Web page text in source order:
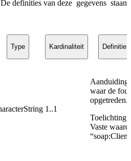
De definities van deze gegevens staan
Type Kardinaliteit Definitie
1..1
Aanduiding
waar de
opgetreden.
Toelichting:
Vaste